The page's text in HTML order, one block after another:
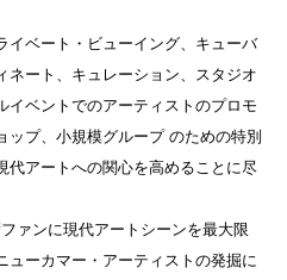
イベート・ビューイング、キューバ
ネート、キュレーション、スタジオ
イベントでのアーティストのプロモ
ップ、小規模グループ のための特別
代アートへの関心を高めることに尽
ァンに現代アートシーンを最大限
ューカマー・アーティストの発掘に